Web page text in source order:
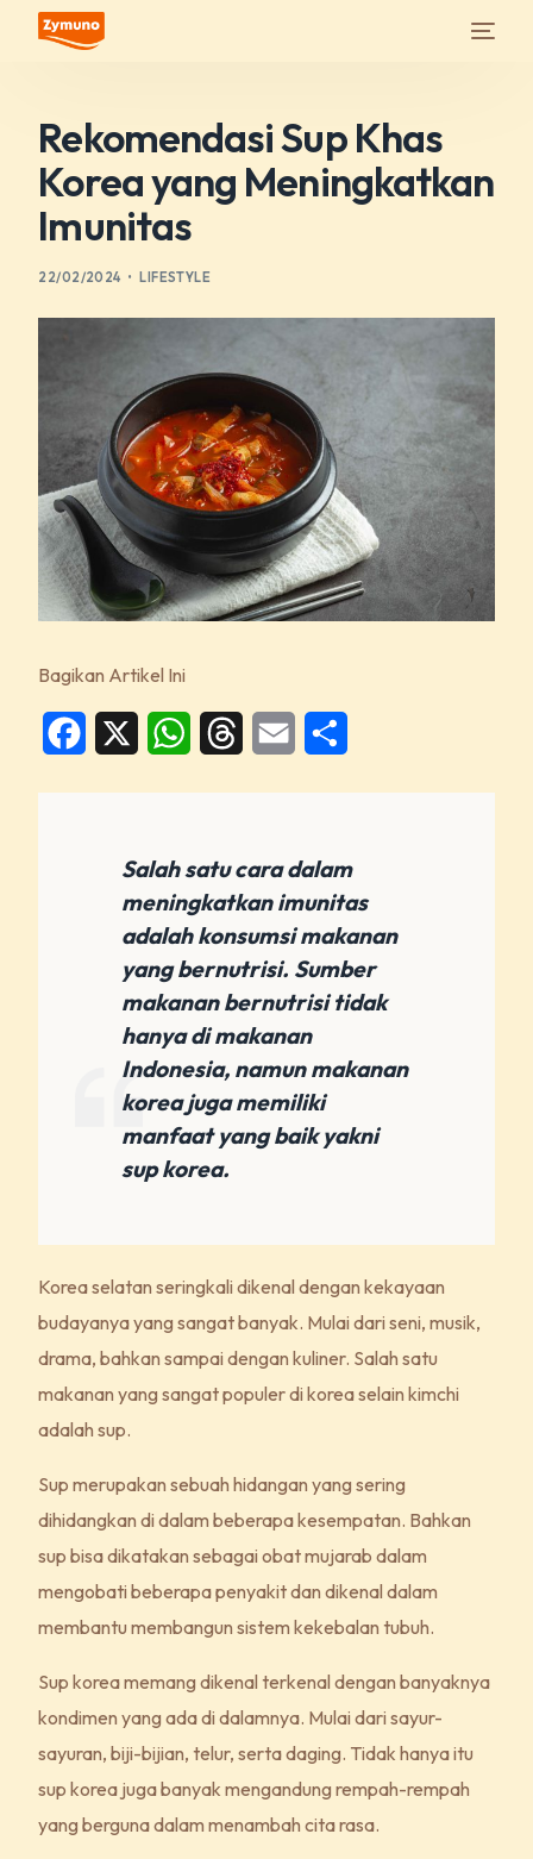
Rekomendasi Sup Khas
Korea yang Meningkatkan
Imunitas
22/02/2024 LIFESTYLE
Bagikan Artikel Ini
Facebook WhatsApp
Threads Email
Salah satu cara dalam
meningkatkan imunitas
adalah konsumsi makanan
yang bernutrisi. Sumber
makanan bernutrisi tidak
hanya di makanan
Indonesia, namun makanan
korea juga memiliki
manfaat yang baik yakni
sup korea.
Korea selatan seringkali dikenal dengan kekayaan
budayanya yang sangat banyak. Mulai dari seni, musik,
drama, bahkan sampai dengan kuliner. Salah satu
makanan yang sangat populer di korea selain kimchi
adalah sup.
Sup merupakan sebuah hidangan yang sering
dihidangkan di dalam beberapa kesempatan. Bahkan
sup bisa dikatakan sebagai obat mujarab dalam
mengobati beberapa penyakit dan dikenal dalam
membantu membangun sistem kekebalan tubuh.
Sup korea memang dikenal terkenal dengan banyaknya
kondimen yang ada di dalamnya. Mulai dari sayur-
sayuran, biji-bijian, telur, serta daging. Tidak hanya itu
sup korea juga banyak mengandung rempah-rempah
yang berguna dalam menambah cita rasa.